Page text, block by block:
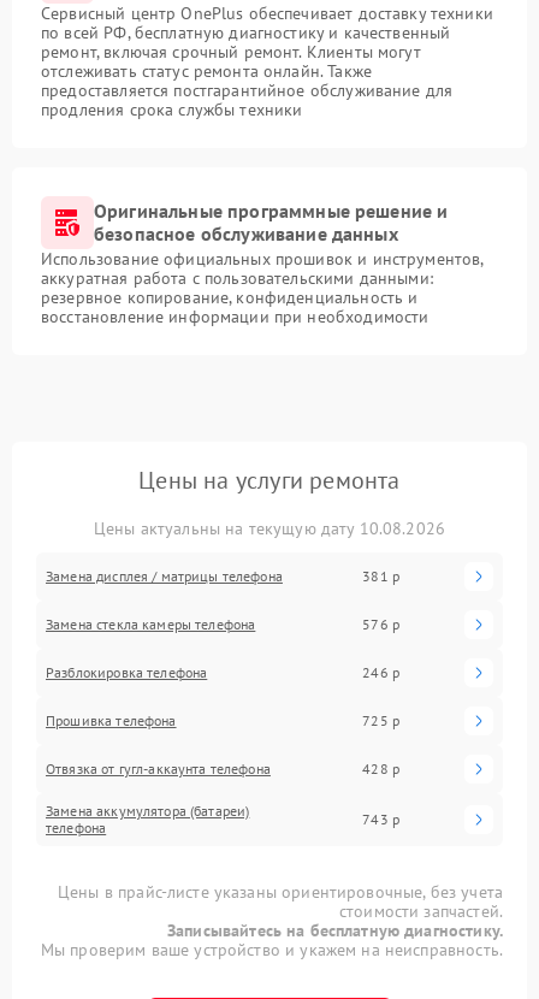
Сервисный центр OnePlus обеспечивает доставку техники
по всей РФ, бесплатную диагностику и качественный
ремонт, включая срочный ремонт. Клиенты могут
отслеживать статус ремонта онлайн. Также
предоставляется постгарантийное обслуживание для
продления срока службы техники
Оригинальные программные решение и
безопасное обслуживание данных
Использование официальных прошивок и инструментов,
аккуратная работа с пользовательскими данными:
резервное копирование, конфиденциальность и
восстановление информации при необходимости
Цены на услуги ремонта
Цены актуальны на текущую дату 10.08.2026
Замена дисплея / матрицы телефона 381 р
Замена стекла камеры телефона 576 р
Разблокировка телефона 246 р
Прошивка телефона 725 р
Отвязка от гугл-аккаунта телефона 428 р
Замена аккумулятора (батареи)
телефона
743 р
Цены в прайс-листе указаны ориентировочные, без учета
стоимости запчастей.
Записывайтесь на бесплатную диагностику.
Мы проверим ваше устройство и укажем на неисправность.